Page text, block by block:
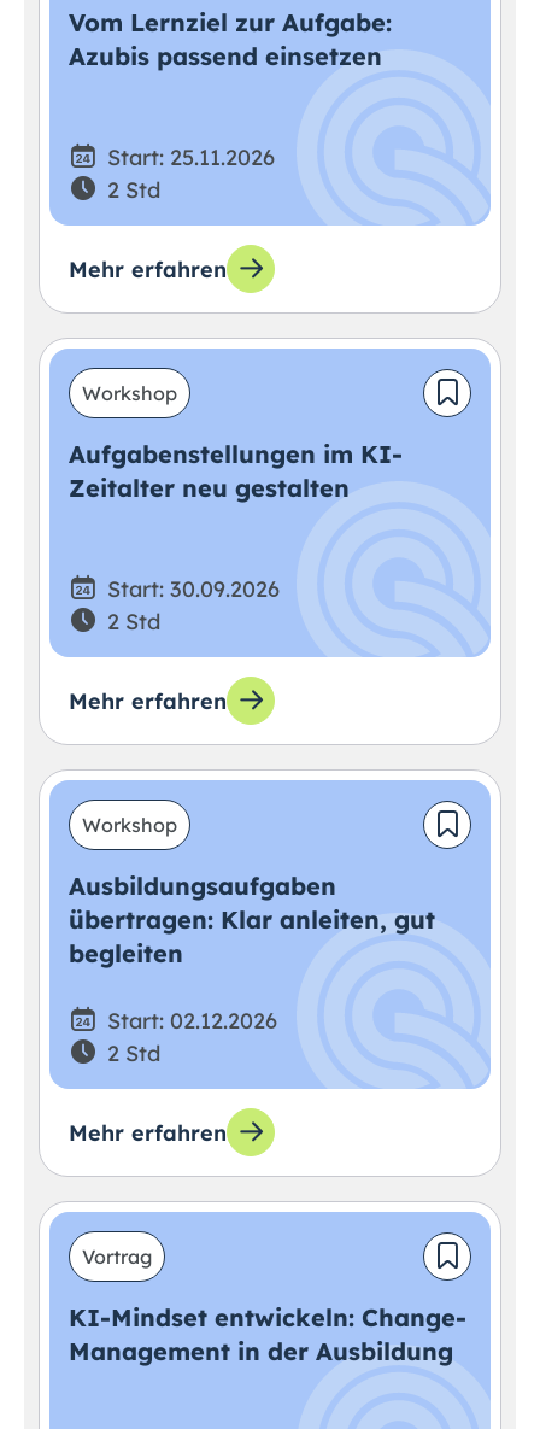
Vom Lernziel zur Aufgabe:
Azubis passend einsetzen
Start: 25.11.2026
2 Std
Mehr erfahren
Workshop
Aufgabenstellungen im KI-
Zeitalter neu gestalten
Start: 30.09.2026
2 Std
Mehr erfahren
Workshop
Ausbildungsaufgaben
übertragen: Klar anleiten, gut
begleiten
Start: 02.12.2026
2 Std
Mehr erfahren
Vortrag
KI-Mindset entwickeln: Change-
Management in der Ausbildung